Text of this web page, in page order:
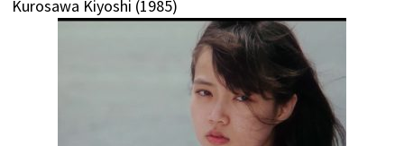
Kurosawa Kiyoshi (1985)